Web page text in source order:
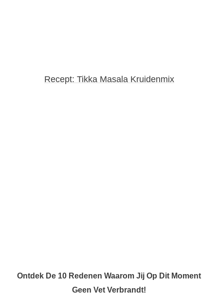
Recept: Tikka Masala Kruidenmix
Ontdek De 10 Redenen Waarom Jij Op Dit Moment
Geen Vet Verbrandt!